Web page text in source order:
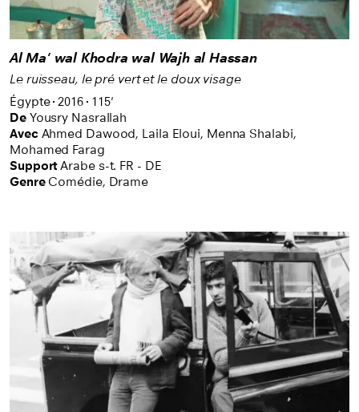
Al Ma' wal Khodra wal Wajh al Hassan
Le ruisseau, le pré vert et le doux visage
Égypte 2016 115'
De Yousry Nasrallah
Avec Ahmed Dawood, Laila Eloui, Menna Shalabi,
Mohamed Farag
Support Arabe s-t. FR - DE
Genre Comédie, Drame